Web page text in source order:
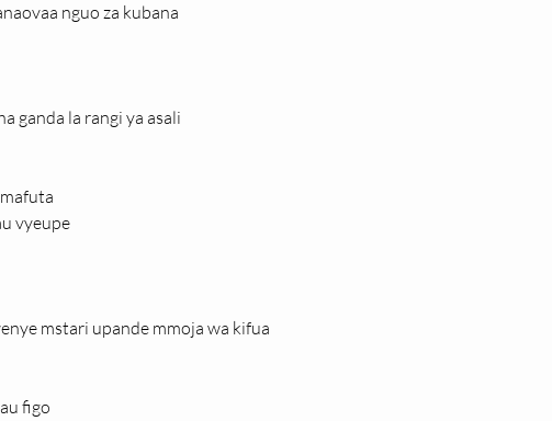
nguo za kubana
ganda la rangi ya asali
vyeupe
mstari upande mmoja wa kifua
figo